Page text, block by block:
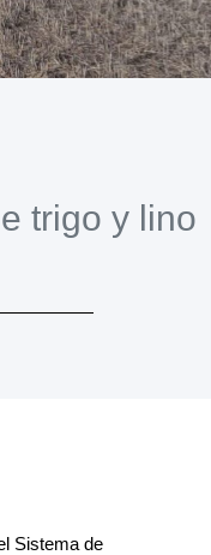
trigo y lino
Sistema de